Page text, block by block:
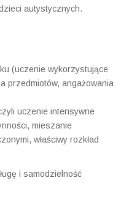
autystycznych.
(uczenie wykorzystujące
przedmiotów, angażowania
uczenie intensywne
mieszanie
właściwy rozkład
i samodzielność